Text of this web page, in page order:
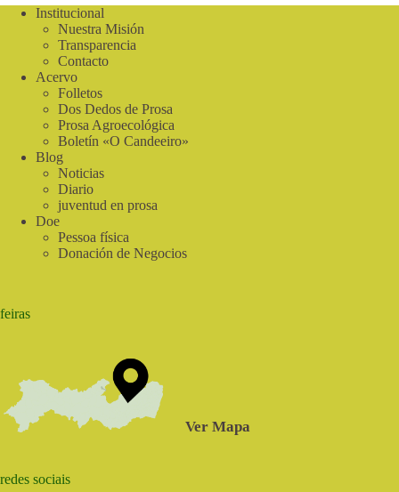
|
Institucional
Nuestra Misión
Transparencia
Contacto
Acervo
Folletos
Dos Dedos de Prosa
Prosa Agroecológica
Boletín «O Candeeiro»
Blog
Noticias
Diario
juventud en prosa
Doe
Pessoa física
Donación de Negocios
feiras
Ver Mapa
redes sociais